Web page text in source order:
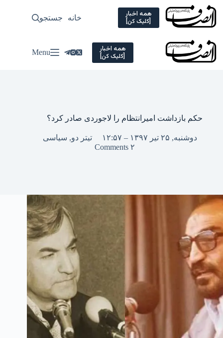
Skip
content
همه اخبار
[کلیک کن] خانه سیاسی
جستجو
همه اخبار
[کلیک کن] Menu
حکم بازداشت امیرانتظام را لاجوردی صادر کرد؟
دوشنبه, ۲۵ تیر ۱۳۹۷ – ۱۲:۵۷ تیتر دو, سیاسی
۲ Comments